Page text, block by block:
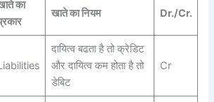
का
खाते का नियम Dr./Cr.
दायित्व बढता है तो क्रेडिट
और दायित्व कम होता है तो
डेबिट
Cr